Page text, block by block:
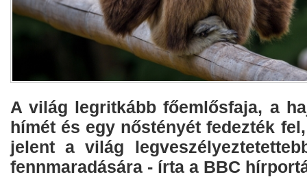
A világ legritkább főemlősfaja, a
hímét és egy nőstényét fedezték
jelent a világ
fennmaradására - írta a BBC